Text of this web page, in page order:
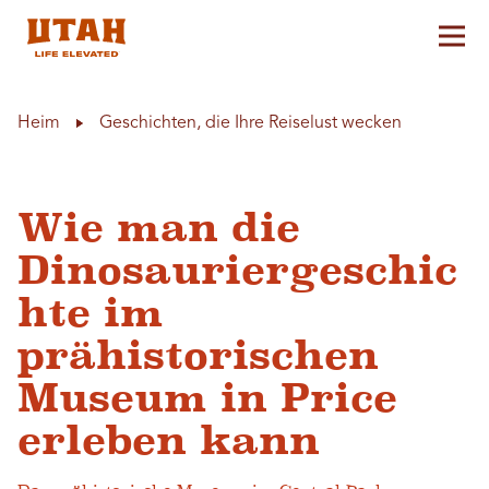
Heim Geschichten, die Ihre Reiselust wecken
Wie man die
Dinosauriergeschic
hte im
prähistorischen
Museum in Price
erleben kann